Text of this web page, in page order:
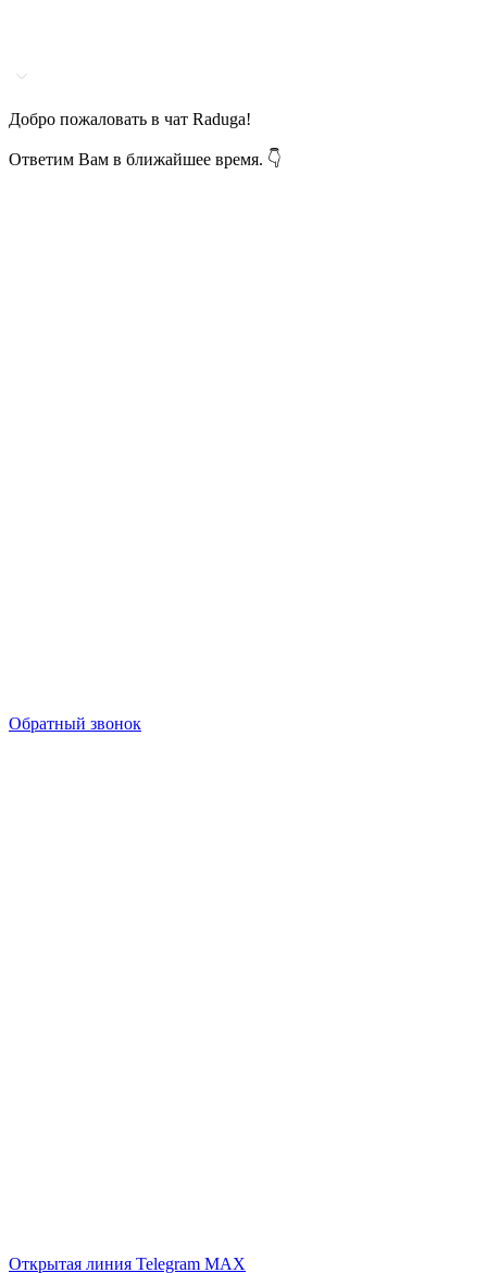
Добро пожаловать в чат Raduga!
Ответим Вам в ближайшее время. 👇
Обратный звонок
Открытая линия Telegram MAX